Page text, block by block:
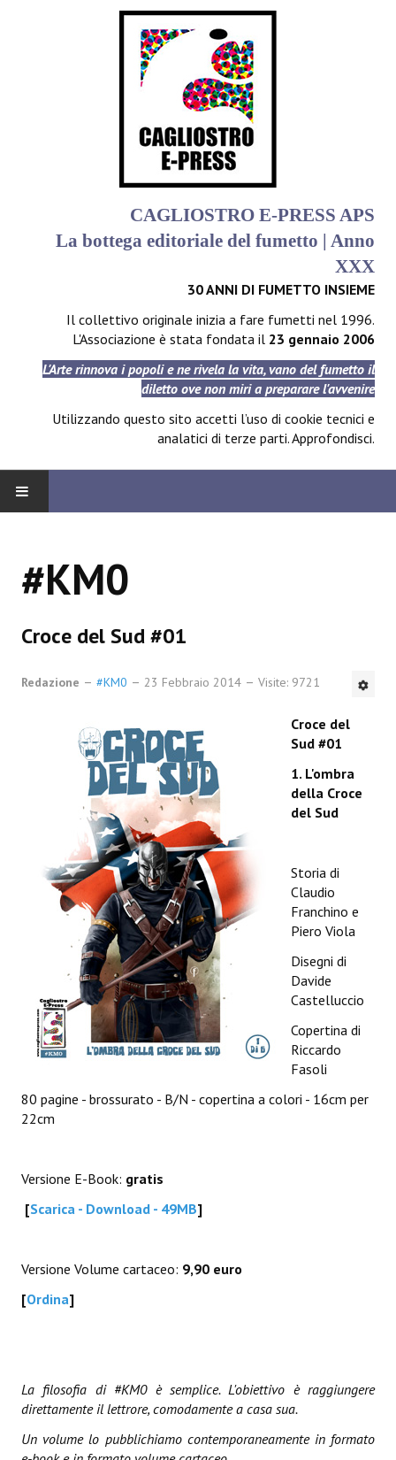
CAGLIOSTRO E-PRESS APS
La bottega editoriale del fumetto | Anno
XXX
30 ANNI DI FUMETTO INSIEME
Il collettivo originale inizia a fare fumetti nel 1996.
L'Associazione è stata fondata il 23 gennaio 2006
L'Arte rinnova i popoli e ne rivela la vita, vano del fumetto il
diletto ove non miri a preparare l'avvenire
Utilizzando questo sito accetti l’uso di cookie tecnici e
analatici di terze parti.Approfondisci.
BOARD
Contest
Prossimamente
Spazio Cagliostro@Lucca 2014
Spazio Cagliostro@Lucca 2015
Spazio Cagliostro@Lucca 2016
Spazio Cagliostro@Lucca 2017
Casa Cagliostro@Lucca2018
#baseLUna@Lucca 2019
PUBBLICAZIONI
Fumetti
Gli Albi di Occidente
DownLoad
I Classici del Fumetto Indipendente
Lettera 33
American Milestone
#KM0
Croce del Sud #01
Redazione #KM0 23 Febbraio 2014 Visite: 9721
Croce del
Sud #01
1. L'ombra
della Croce
del Sud
Storia di
Claudio
Franchino e
Piero Viola
Disegni di
Davide
Castelluccio
Copertina di
Riccardo
Fasoli
80 pagine - brossurato - B/N - copertina a colori - 16cm per
22cm
Versione E-Book: gratis
[Scarica - Download - 49MB]
Versione Volume cartaceo: 9,90 euro
[Ordina]
La filosofia di #KM0 è semplice. L'obiettivo è raggiungere
direttamente il lettrore, comodamente a casa sua.
Un volume lo pubblichiamo contemporaneamente in formato